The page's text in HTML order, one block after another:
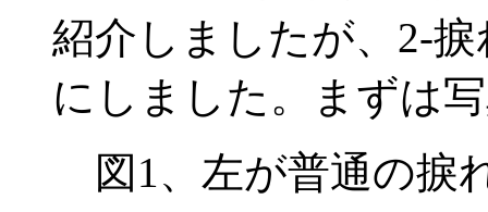
紹介しましたが、2-
にしました。まずは
図1、左が普通の捩